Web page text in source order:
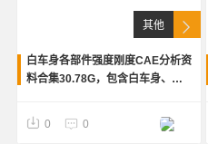
其他
白车身各部件强度刚度CAE分析资
料合集30.78G，包含白车身、车
池箱、前后杠等模块的强度刚度分
析。包含仿真报告及原始文件
0 0